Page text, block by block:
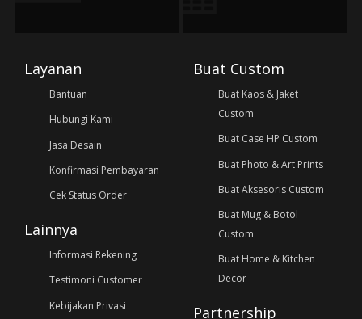
Layanan
Bantuan
Hubungi Kami
Jasa Desain
Konfirmasi Pembayaran
Cek Status Order
Lainnya
Informasi Rekening
Testimoni Customer
Kebijakan Privasi
Buat Custom
Buat Kaos & Jaket
Custom
Buat Case HP Custom
Buat Photo & Art Prints
Buat Aksesoris Custom
Buat Mug & Botol
Custom
Buat Home & Kitchen
Decor
Partnership